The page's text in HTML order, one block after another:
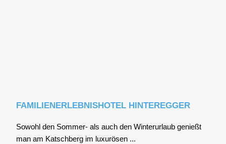
FAMILIENERLEBNISHOTEL HINTEREGGER
Sowohl den Som­mer- als auch den Win­ter­ur­laub genießt
man am Katsch­berg im luxu­rö­sen ...